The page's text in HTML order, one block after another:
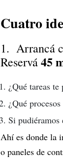
Cuatro
1. Arrancá
Reservá45
¿Qué tareas
¿Qué
Si pudiéramos
Ahí es donde la
o paneles de